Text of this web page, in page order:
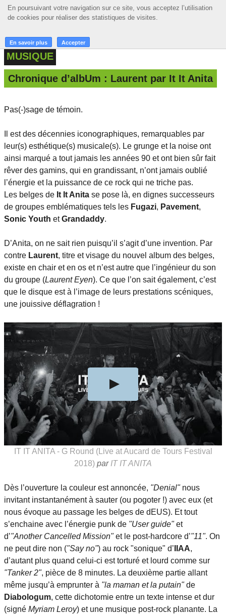
En poursuivant votre navigation sur ce site, vous acceptez l’utilisation
de cookies pour réaliser des statistiques de visites.
En savoir plus Accepter
En poursuivant votre navigation sur ce site, vous acceptez l’utilisation
de cookies pour réaliser des statistiques de visites.
En savoir plus Accepter
☰ MENU
ACCUEIL
A LA UNE
PODCASTS
ACTIONS
LA RADIO
MUSIQUE
Chronique d’albUm : Laurent par It It Anita
Pas(-)sage de témoin.
Il est des décennies iconographiques, remarquables par
leur(s) esthétique(s) musicale(s). Le grunge et la noise ont
ainsi marqué a tout jamais les années 90 et ont bien sûr fait
rêver des gamins, qui en grandissant, n’ont jamais oublié
l’énergie et la puissance de ce rock qui ne triche pas.
Les belges de It It Anita se pose là, en dignes successeurs
de groupes emblématiques tels les Fugazi, Pavement,
Sonic Youth etGrandaddy.
D’Anita, on ne sait rien puisqu’il s’agit d’une invention. Par
contre Laurent, titre et visage du nouvel album des belges,
existe en chair et en os et n’est autre que l’ingénieur du son
du groupe (Laurent Eyen). Ce que l’on sait également, c’est
que le disque est à l’image de leurs prestations scéniques,
une jouissive déflagration !
IT IT ANITA - G Round (Live at Aucard de Tours Festival
2018) par IT IT ANITA
Dès l’ouverture la couleur est annoncée, "Denial"nous
invitant instantanément à sauter (ou pogoter !) avec eux (et
nous évoque au passage les belges de dEUS). Et tout
s’enchaine avec l’énergie punk de "User guide"et
d’"Another Cancelled Mission"et le post-hardcore d’"11". On
ne peut dire non ("Say no") au rock "sonique" d’ IIAA,
d’autant plus quand celui-ci est torturé et lourd comme sur
"Tanker 2", pièce de 8 minutes. La deuxième partie allant
même jusqu’à emprunter à "la maman et la putain"de
Diabologum, cette dichotomie entre un texte intense et dur
(signé Myriam Leroy) et une musique post-rock planante. La